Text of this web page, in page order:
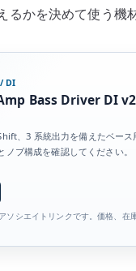
かを決めて使う機材
DI
Bass Driver DI v2
、3 系統出力を備えたベー
ノブ構成を確認してください。
ソシエイトリンクです。価格、在